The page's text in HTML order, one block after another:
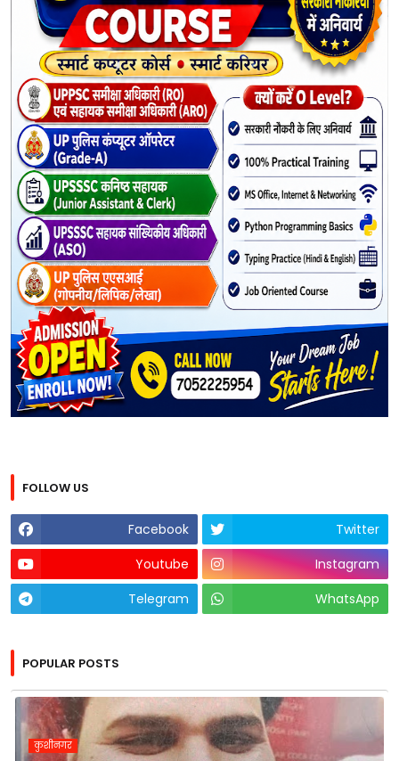
FOLLOW US
Facebook
Twitter
Youtube
Instagram
Telegram
WhatsApp
POPULAR POSTS
कुशीनगर